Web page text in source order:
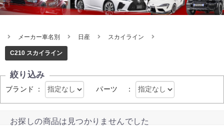
メーカー車名別 日産 スカイライン
C210 スカイライン
絞り込み
ブランド ： パーツ ：
お探しの商品は見つかりませんでした